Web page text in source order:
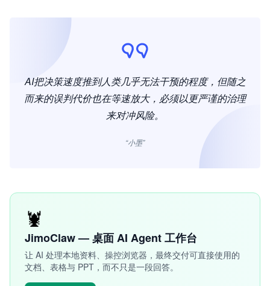
AI把决策速度推到人类几乎无法干预的程度，但随之
而来的误判代价也在等速放大，必须以更严谨的治理
来对冲风险。
“小墨”
🦞
JimoClaw — 桌面 AI Agent 工作台
让 AI 处理本地资料、操控浏览器，最终交付可直接使用的
文档、表格与 PPT，而不只是一段回答。